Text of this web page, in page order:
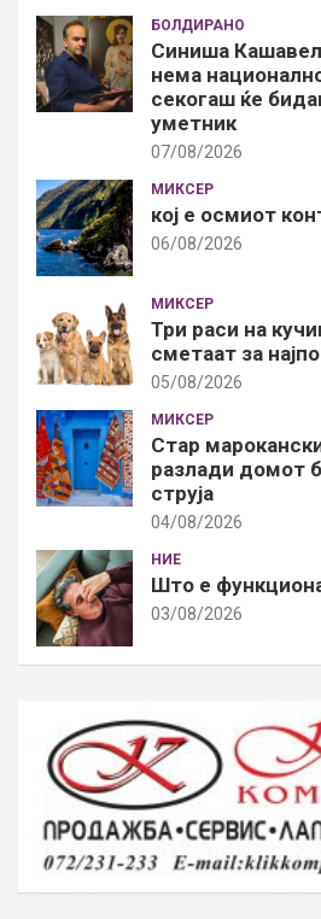
БОЛДИРАНО
Синиша
нема
секогаш ќе
уметник
07/08/2026
МИКСЕР
кој е осмиот
06/08/2026
МИКСЕР
Три раси на
сметаат за
05/08/2026
МИКСЕР
Стар
разлади домот
струја
04/08/2026
НИЕ
Што е
03/08/2026